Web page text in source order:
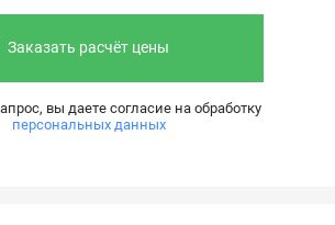
Заказать расчёт цены
вы даете согласие на обработку
персональных данных